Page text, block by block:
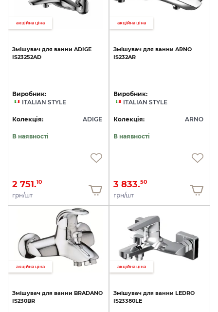
акційна ціна
Змішувач для ванни ADIGE
IS23252AD
Виробник:
ITALIAN STYLE
Колекція: ADIGE
В наявності
2 751.10
грн/шт
акційна ціна
Змішувач для ванни ARNO
IS232AR
Виробник:
ITALIAN STYLE
Колекція: ARNO
В наявності
3 833.50
грн/шт
акційна ціна
Змішувач для ванни BRADANO
IS230BR
акційна ціна
Змішувач для ванни LEDRO
IS23380LE